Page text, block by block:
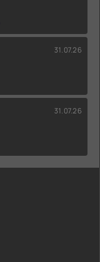
31.07.26
31.07.26